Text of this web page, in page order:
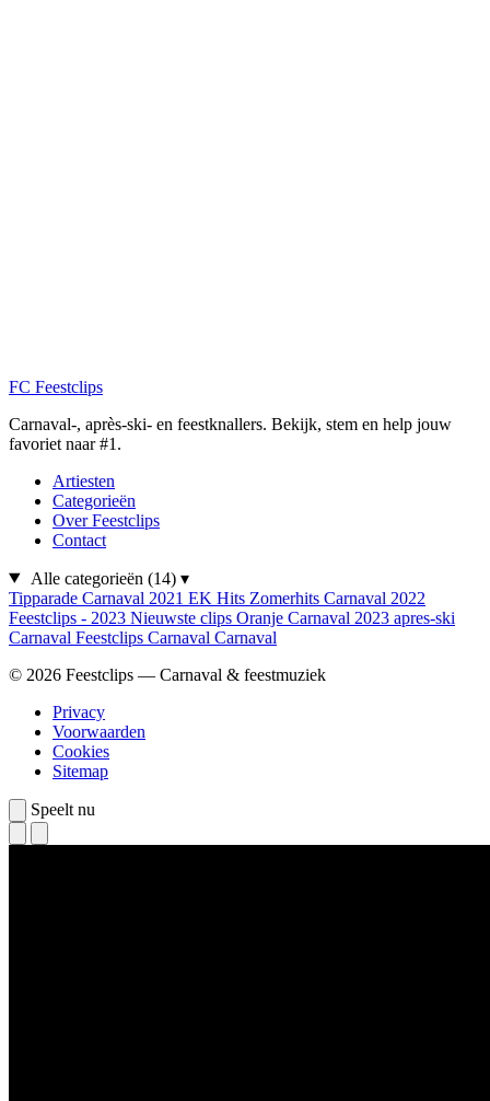
FC Feestclips
Carnaval-, après-ski- en feestknallers. Bekijk, stem en help jouw
favoriet naar #1.
Artiesten
Categorieën
Over Feestclips
Contact
Alle categorieën (14) ▾
Tipparade Carnaval 2021 EK Hits Zomerhits Carnaval 2022
Feestclips - 2023 Nieuwste clips Oranje Carnaval 2023 apres-ski
Carnaval Feestclips Carnaval Carnaval
© 2026 Feestclips — Carnaval & feestmuziek
Privacy
Voorwaarden
Cookies
Sitemap
Speelt nu